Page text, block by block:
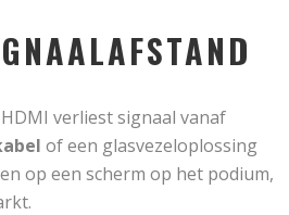
verliest signaal vanaf
of een glasvezeloplossing
op een scherm op het podium,